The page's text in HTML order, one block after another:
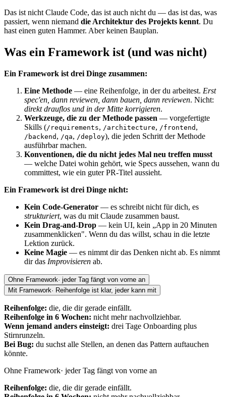
Das ist nicht Claude Code, das ist auch nicht du — das ist das, was
passiert, wenn niemand die Architektur des Projekts kennt. Du
hast einen guten Hammer. Aber keinen Bauplan.
Was ein Framework ist (und was nicht)
Ein Framework ist drei Dinge zusammen:
Eine Methode — eine Reihenfolge, in der du arbeitest. Erst
spec'en, dann reviewen, dann bauen, dann reviewen. Nicht:
direkt drauflos und in der Mitte korrigieren.
Werkzeuge, die zu der Methode passen — vorgefertigte
Skills (/requirements, /architecture, /frontend ,
/backend , /qa, /deploy), die jeden Schritt der Methode
ausführbar machen.
Konventionen, die du nicht jedes Mal neu treffen musst
— welche Datei wohin gehört, wie Specs aussehen, wann du
committest, wie ein guter PR-Titel aussieht.
Ein Framework ist drei Dinge nicht:
Kein Code-Generator — es schreibt nicht für dich, es
strukturiert, was du mit Claude zusammen baust.
Kein Drag-and-Drop — kein UI, kein „App in 20 Minuten
zusammenklicken". Wenn du das willst, schau in die letzte
Lektion zurück.
Keine Magie — es nimmt dir das Denken nicht ab. Es nimmt
dir das Improvisieren ab.
Ohne Framework· jeder Tag fängt von vorne an
Mit Framework· Reihenfolge ist klar, jeder kann mit
Reihenfolge: die, die dir gerade einfällt.
Reihenfolge in 6 Wochen: nicht mehr nachvollziehbar.
Wenn jemand anders einsteigt: drei Tage Onboarding plus
Stirnrunzeln.
Bei Bug: du suchst alle Stellen, an denen das Pattern auftauchen
könnte.
Ohne Framework· jeder Tag fängt von vorne an
Reihenfolge: die, die dir gerade einfällt.